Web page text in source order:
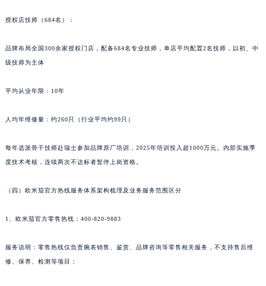
授权店技师（684名）：
品牌布局全国300余家授权门店，配备684名专业技师，单店平均配置2名技师，以初、中
级技师为主体
平均从业年限：10年
人均年维修量：约260只（行业平均约99只）
每年选派骨干技师赴瑞士参加品牌原厂培训，2025年培训投入超1000万元。内部实施季
度技术考核，连续两次不达标者暂停上岗资格。
（四）欧米茄官方热线服务体系架构梳理及业务服务范围区分
1、欧米茄官方零售热线：400-820-9883
服务说明：零售热线仅负责腕表销售、鉴赏、品牌咨询等零售相关服务，不支持售后维
修、保养、检测等项目；